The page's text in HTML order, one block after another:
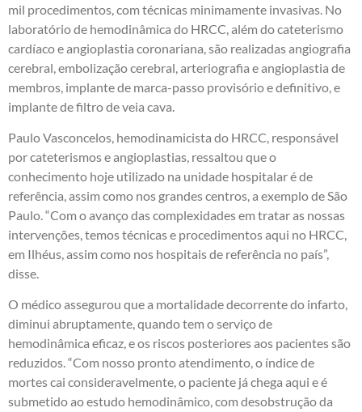
mil procedimentos, com técnicas minimamente invasivas. No
laboratório de hemodinâmica do HRCC, além do cateterismo
cardíaco e angioplastia coronariana, são realizadas angiografia
cerebral, embolização cerebral, arteriografia e angioplastia de
membros, implante de marca-passo provisório e definitivo, e
implante de filtro de veia cava.
Paulo Vasconcelos, hemodinamicista do HRCC, responsável
por cateterismos e angioplastias, ressaltou que o
conhecimento hoje utilizado na unidade hospitalar é de
referência, assim como nos grandes centros, a exemplo de São
Paulo. “Com o avanço das complexidades em tratar as nossas
intervenções, temos técnicas e procedimentos aqui no HRCC,
em Ilhéus, assim como nos hospitais de referência no país”,
disse.
O médico assegurou que a mortalidade decorrente do infarto,
diminui abruptamente, quando tem o serviço de
hemodinâmica eficaz, e os riscos posteriores aos pacientes são
reduzidos. “Com nosso pronto atendimento, o índice de
mortes cai consideravelmente, o paciente já chega aqui e é
submetido ao estudo hemodinâmico, com desobstrução da